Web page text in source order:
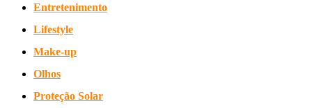
Entretenimento
Lifestyle
Make-up
Olhos
Proteção Solar